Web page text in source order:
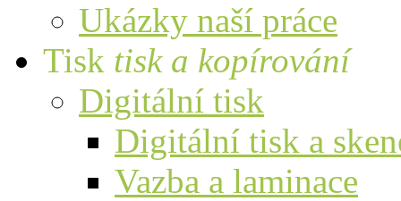
Ukázky naší práce
Tisk tisk a kopírování
Digitální tisk
Digitální tisk a
Vazba a laminace